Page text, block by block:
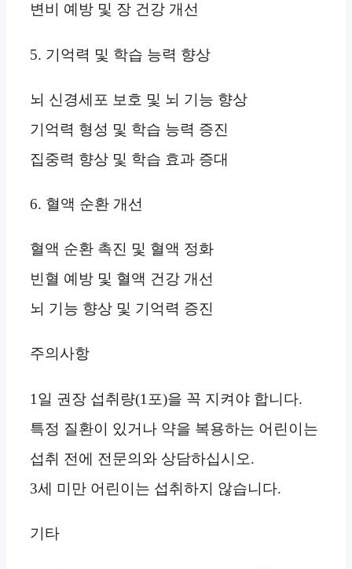
변비 예방 및 장 건강 개선
5. 기억력 및 학습 능력 향상
뇌 신경세포 보호 및 뇌 기능 향상
기억력 형성 및 학습 능력 증진
집중력 향상 및 학습 효과 증대
6. 혈액 순환 개선
혈액 순환 촉진 및 혈액 정화
빈혈 예방 및 혈액 건강 개선
뇌 기능 향상 및 기억력 증진
주의사항
1일 권장 섭취량(1포)을 꼭 지켜야 합니다.
특정 질환이 있거나 약을 복용하는 어린이는
섭취 전에 전문의와 상담하십시오.
3세 미만 어린이는 섭취하지 않습니다.
기타